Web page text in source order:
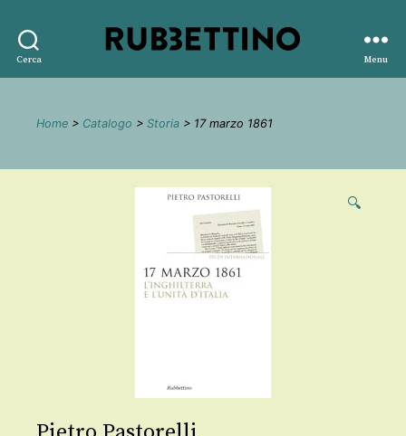
Cerca
editore
Menu
Home > Catalogo > Storia > 17 marzo 1861
🔍